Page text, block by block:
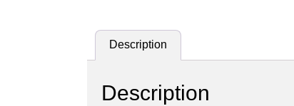
Description
Description